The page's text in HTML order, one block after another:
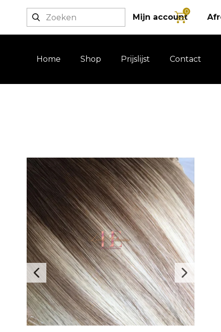
Login / registratie Mijn account
0
Home Shop Prijslijst Contact